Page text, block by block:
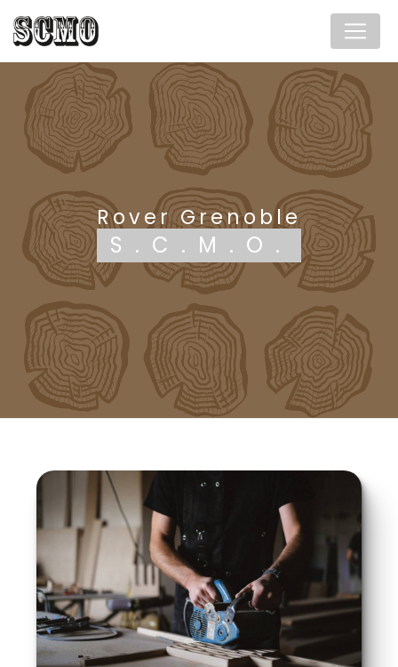
Rover Grenoble
S.C.M.O.